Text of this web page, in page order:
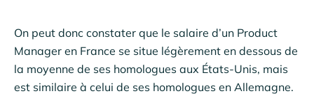
On peut donc constater que le salaire d’un Product
Manager en France se situe légèrement en dessous de
la moyenne de ses homologues aux États-Unis, mais
est similaire à celui de ses homologues en Allemagne.